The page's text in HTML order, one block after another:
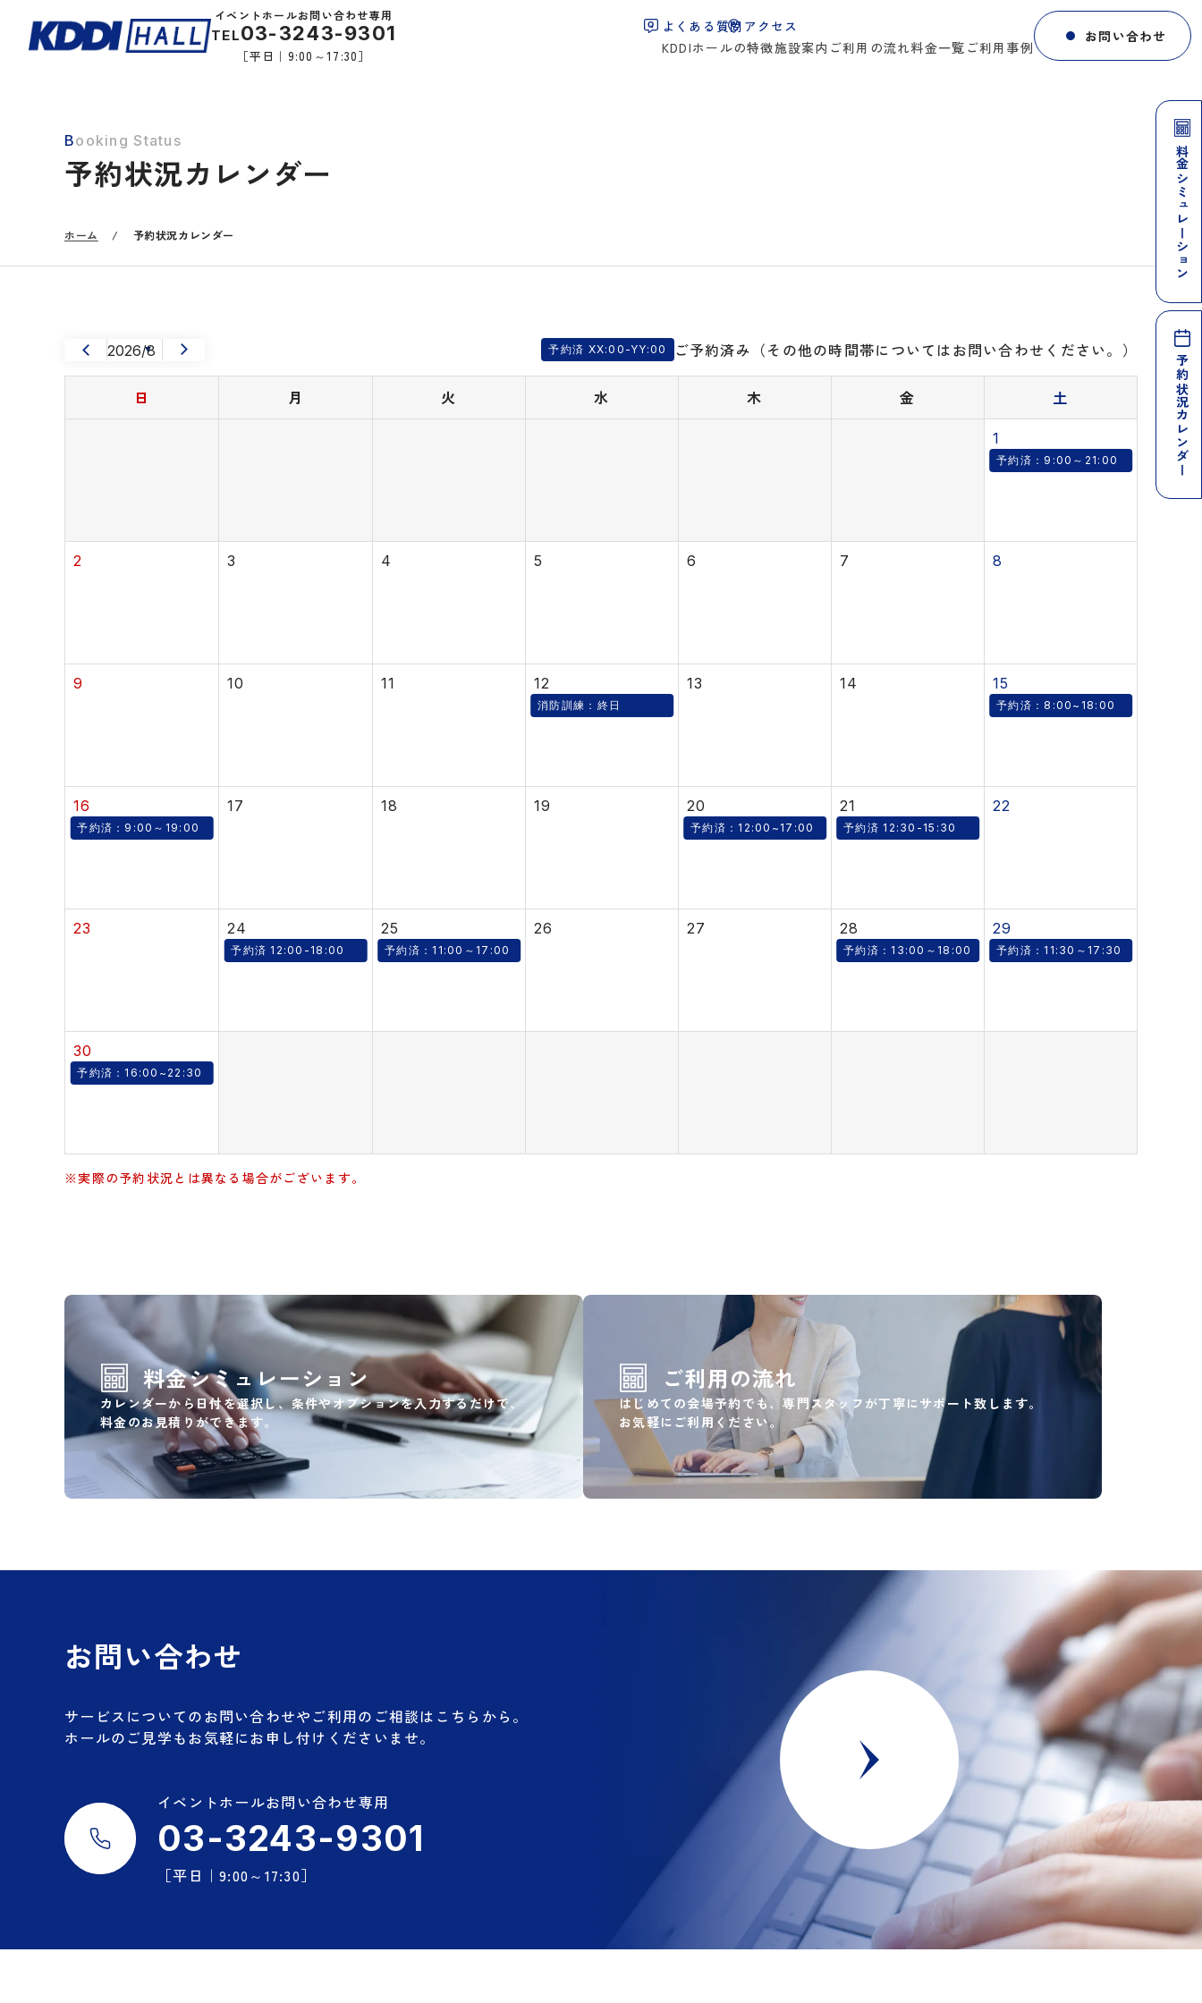
イベントホールお問い合わせ専用
TEL03-3243-9301
［平日｜9:00～17:30］
よくある質問 アクセス
KDDIホールの特徴施設案内 ご利用の流れ料金一覧 ご利用事例
お問い合わせ
Booking Status
予約状況カレンダー
ホーム / 予約状況カレンダー
予約済 XX:00-YY:00 ご予約済み（その他の時間帯についてはお問い合わせください。）
日 月 火 水 木 金 土
1
予約済：9:00～21:00
2 3 4 5 6 7 8
9 10 11 12
消防訓練：終日
13 14 15
予約済：8:00~18:00
16
予約済：9:00～19:00
17 18 19 20
予約済：12:00~17:00
21
予約済 12:30-15:30
22
23 24
予約済 12:00-18:00
25
予約済：11:00～17:00
26 27 28
予約済：13:00～18:00
29
予約済：11:30～17:30
30
予約済：16:00~22:30
※実際の予約状況とは異なる場合がございます。
料金シミュレーション
予約状況カレンダー
料金シミュレーション
カレンダーから日付を選択し、条件やオプションを入力するだけで、
料金のお見積りができます。
ご利用の流れ
はじめての会場予約でも、専門スタッフが丁寧にサポート致します。
お気軽にご利用ください。
お問い合わせ
サービスについてのお問い合わせやご利用のご相談はこちらから。
ホールのご見学もお気軽にお申し付けくださいませ。
イベントホールお問い合わせ専用
03-3243-9301
［平日｜9:00～17:30］